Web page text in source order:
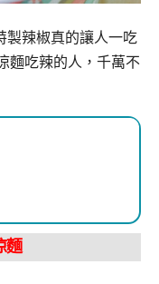
製辣椒真的讓人一吃
麵吃辣的人，千萬不
麵